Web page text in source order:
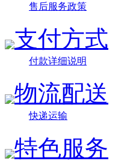
售后服务政策
支付方式
付款详细说明
物流配送
快递运输
特色服务